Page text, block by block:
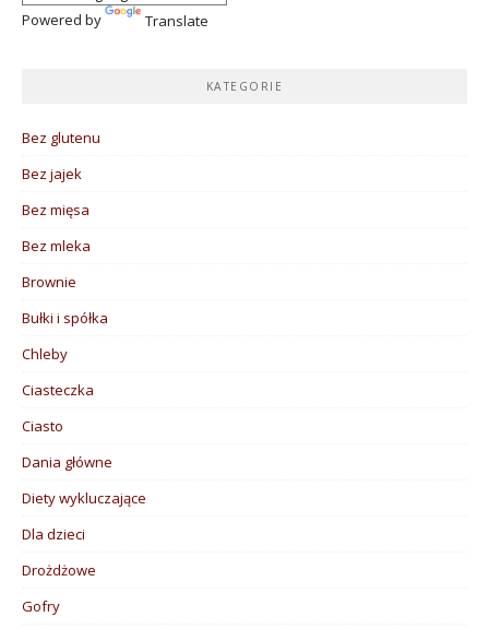
Powered by Translate
KATEGORIE
Bez glutenu
Bez jajek
Bez mięsa
Bez mleka
Brownie
Bułki i spółka
Chleby
Ciasteczka
Ciasto
Dania główne
Diety wykluczające
Dla dzieci
Drożdżowe
Gofry